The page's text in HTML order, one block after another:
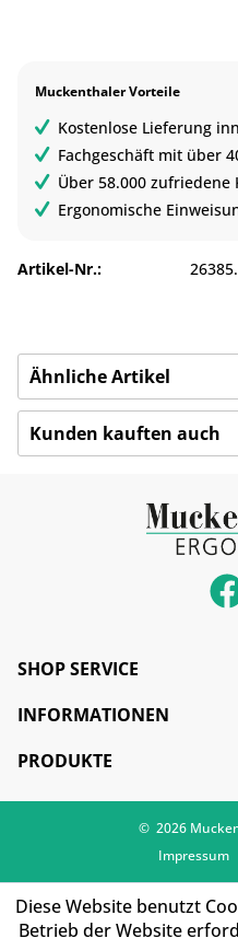
Muckenthaler Vorteile
Kostenlose Lieferung
Fachgeschäft mit über
Über 58.000 zufriedene
Ergonomische
Artikel-Nr.:
Ähnliche Artikel
Kunden kauften auch
SHOP SERVICE
INFORMATIONEN
PRODUKTE
© 2026
Impressum
Diese Website benutzt
Betrieb der Website